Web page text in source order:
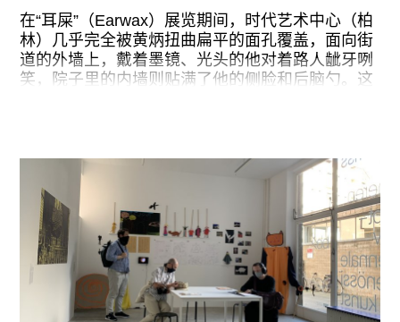
实验的拥抱。虽然看似反艺术市场而行之，但对于
很多来去匆匆的艺术观众来说，面对这些需要时间
和沟通成本才能管中窥豹的“作品”，似乎只能一边
看着别人玩一边迟疑是否这也是当下风行的体验经
在“耳屎”（Earwax）展览期间，时代艺术中心（柏
林）几乎完全被黄炳扭曲扁平的面孔覆盖，面向街
道的外墙上，戴着墨镜、光头的他对着路人龇牙咧
笑，院子里的内墙则贴满了他的侧脸和后脑勺。这
以及略朝向右侧的身体。黄炳的灵感来源正是上海
一个钉子户在房子外面贴满国家领导人的肖像海
报，以图制止强力清拆的行动。这些高色彩对比度
的黑色幽默海报对艺术中心所在的仕绅化最严重的
米特区（Mitte）而言尤为贴切。同时，它们“牛皮
癣”小广告式的浓烈本土色彩，也为柏林这座总是试
图拥抱“多样性”但屡屡出糗（如近期开幕的洪堡论
坛）的城市中加入一滴道地的调味。